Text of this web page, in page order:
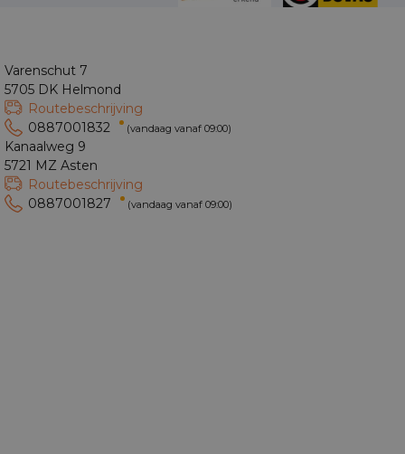
Varenschut 7
5705 DK Helmond
Routebeschrijving
0887001832
(vandaag vanaf 09:00)
Kanaalweg 9
5721 MZ Asten
Routebeschrijving
0887001827
(vandaag vanaf 09:00)